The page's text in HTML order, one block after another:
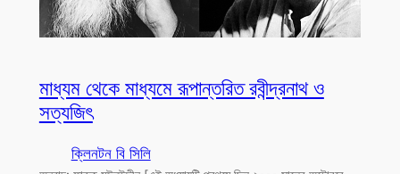
মাধ্যম থেকে মাধ্যমে রূপান্তরিত রবীন্দ্রনাথ ও
সত্যজিৎ
ক্লিনটন বি সিলি